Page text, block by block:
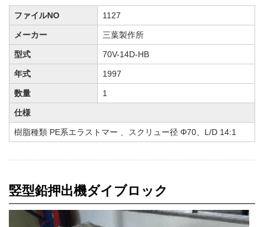
ファイルNO 1127
メーカー 三葉製作所
型式 70V-14D-HB
年式 1997
数量 1
仕様
樹脂種類 PE系エラストマー 、スクリュー径 Φ70、L/D 14:1
竪型鉛押出機ダイブロック